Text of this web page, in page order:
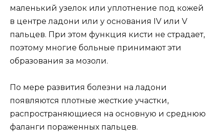
маленький узелок или уплотнение под кожей
в центре ладони или у основания IV или V
пальцев. При этом функция кисти не страдает,
поэтому многие больные принимают эти
образования за мозоли.
По мере развития болезни на ладони
появляются плотные жесткие участки,
распространяющиеся на основную и среднюю
фаланги пораженных пальцев.